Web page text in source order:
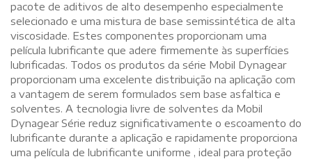
pacote de aditivos de alto desempenho especialmente
selecionado e uma mistura de base semissintética de alta
viscosidade. Estes componentes proporcionam uma
película lubrificante que adere firmemente às superfícies
lubrificadas. Todos os produtos da série Mobil Dynagear
proporcionam uma excelente distribuição na aplicação com
a vantagem de serem formulados sem base asfaltica e
solventes. A tecnologia livre de solventes da Mobil
Dynagear Série reduz significativamente o escoamento do
lubrificante durante a aplicação e rapidamente proporciona
uma película de lubrificante uniforme , ideal para proteção